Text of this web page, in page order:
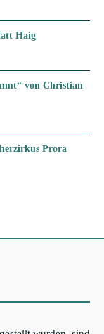
Haig
von Christian
Prora